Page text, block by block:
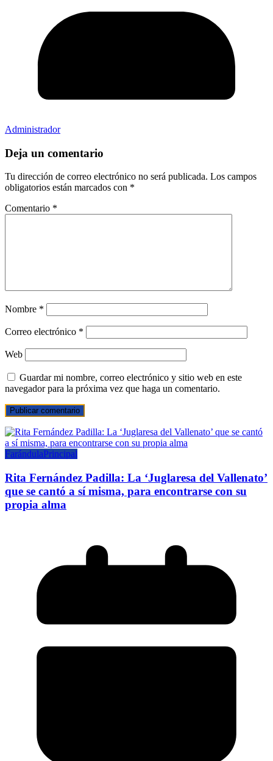
Administrador
Deja un comentario
Tu dirección de correo electrónico no será publicada. Los campos
obligatorios están marcados con *
Comentario *
Nombre *
Correo electrónico *
Web
Guardar mi nombre, correo electrónico y sitio web en este
navegador para la próxima vez que haga un comentario.
FarándulaPrincipal
Rita Fernández Padilla: La ‘Juglaresa del Vallenato’
que se cantó a sí misma, para encontrarse con su
propia alma